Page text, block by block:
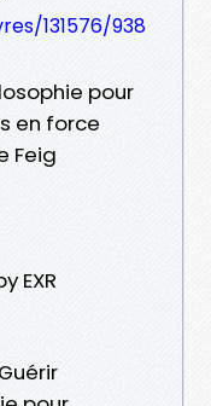
131576/938
pour
en force
Feig
EXR